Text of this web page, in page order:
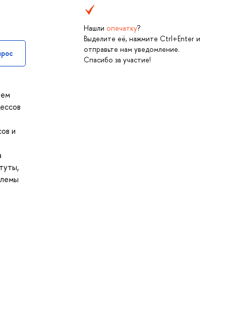
Нашли опечатку?
Выделите её, нажмите Ctrl+Enter и
отправьте нам уведомление.
Спасибо за участие!
и